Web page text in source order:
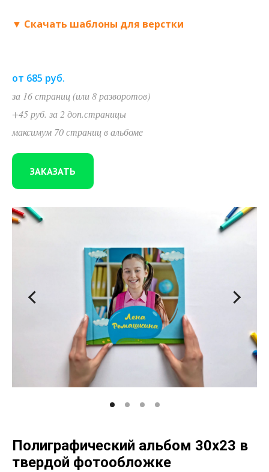
▼ Скачать шаблоны для верстки
от 685 руб.
за 16 страниц (или 8 разворотов)
+45 руб. за 2 доп.страницы
максимум 70 страниц в альбоме
ЗАКАЗАТЬ
Полиграфический альбом 30х23 в
твердой фотообложке